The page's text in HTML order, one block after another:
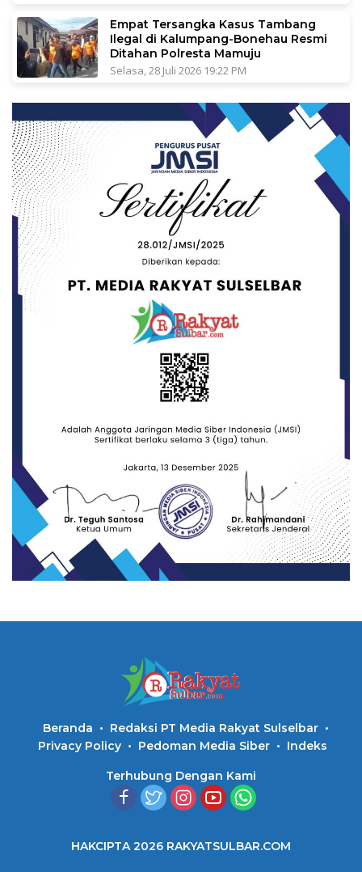
Empat Tersangka Kasus Tambang
Ilegal di Kalumpang-Bonehau Resmi
Ditahan Polresta Mamuju
Selasa, 28 Juli 2026 19:22 PM
Beranda
Redaksi PT Media Rakyat Sulselbar
Privacy Policy
Pedoman Media Siber Indeks
Terhubung Dengan Kami
HAKCIPTA 2026 RAKYATSULBAR.COM